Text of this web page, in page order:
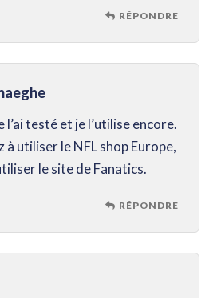
RÉPONDRE
l’ai testé et je l’utilise encore.
à utiliser le NFL shop Europe,
le site de Fanatics.
RÉPONDRE